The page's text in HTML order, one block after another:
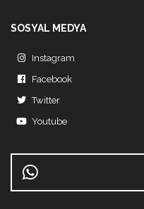
SOSYAL MEDYA
Instagram
Facebook
Twitter
Youtube